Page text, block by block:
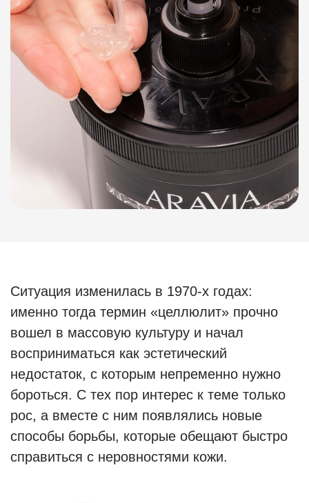
Ситуация изменилась в 1970-х годах:
именно тогда термин «целлюлит» прочно
вошел в массовую культуру и начал
восприниматься как эстетический
недостаток, с которым непременно нужно
бороться. С тех пор интерес к теме только
рос, а вместе с ним появлялись новые
способы борьбы, которые обещают быстро
справиться с неровностями кожи.